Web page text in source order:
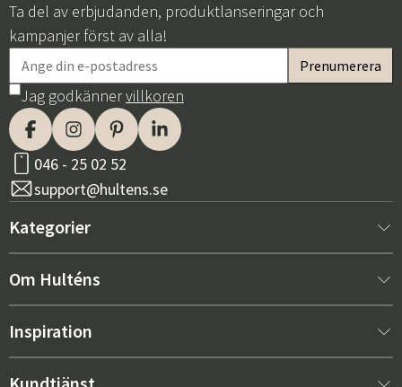
Ta del av erbjudanden, produktlanseringar och
kampanjer först av alla!
Jag godkännervillkoren
046 - 25 02 52
support@hultens.se
Kategorier
Nytt hos oss
Inredning
Om Hulténs
Om Hulténs
Inspiration
Bästsäljare